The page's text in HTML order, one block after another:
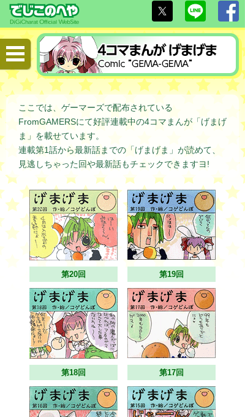
ここでは、ゲーマーズで配布されている
FromGAMERSにて好評連載中の4コマまんが「げまげ
ま」を載せています。
連載第1話から最新話までの「げまげま」が読めて、
見逃しちゃった回や最新話もチェックできますヨ!
第20回 第19回
第18回 第17回